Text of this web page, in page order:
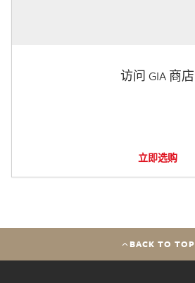
访问 GIA 商店
立即选购
BACK TO TOP